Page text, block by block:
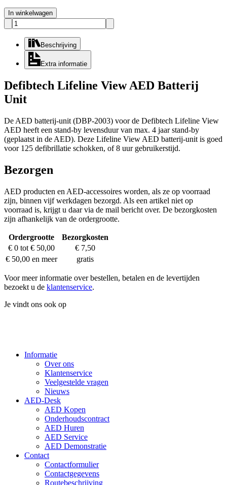
In winkelwagen
Beschrijving
Extra informatie
Defibtech Lifeline View AED Batterij
Unit
De AED batterij-unit (DBP-2003) voor de Defibtech Lifeline View
AED heeft een stand-by levensduur van max. 4 jaar stand-by
(geplaatst in de AED). Deze Lifeline View AED batterij-unit is goed
voor 125 defibrillatie schokken, of 8 uur gebruikerstijd.
Bezorgen
AED producten en AED-accessoires worden, als ze op voorraad
zijn, binnen vijf werkdagen bezorgd. Als een artikel niet op
voorraad is, krijgt u daar via de mail bericht over. De bezorgkosten
zijn afhankelijk van de ordergrootte.
Ordergrootte
Bezorgkosten
€ 0 tot € 50,00
€ 7,50
€ 50,00 en meer
gratis
Voor meer informatie over bestellen, betalen en de levertijden
bezoekt u de klantenservice.
Je vindt ons ook op
Informatie
Over ons
Klantenservice
Veelgestelde vragen
Nieuws
AED-Desk
AED Kopen
Onderhoudscontract
AED Huren
AED Service
AED Demonstratie
Contact
Contactformulier
Contactgegevens
Routebeschrijving